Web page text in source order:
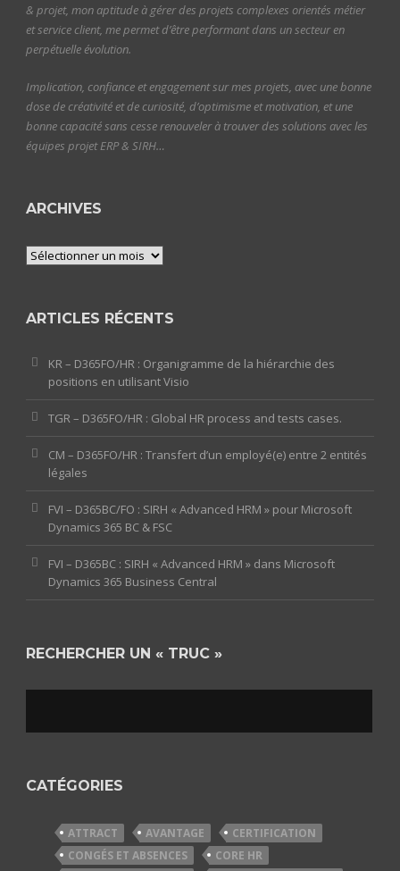
& projet, mon aptitude à gérer des projets complexes orientés métier
et service client, me permet d’être performant dans un secteur en
perpétuelle évolution.
Implication, confiance et engagement sur mes projets, avec une bonne
dose de créativité et de curiosité, d’optimisme et motivation, et une
bonne capacité sans cesse renouveler à trouver des solutions avec les
équipes projet ERP & SIRH…
ARCHIVES
Archives
ARTICLES RÉCENTS
KR – D365FO/HR : Organigramme de la hiérarchie des
positions en utilisant Visio
TGR – D365FO/HR : Global HR process and tests cases.
CM – D365FO/HR : Transfert d’un employé(e) entre 2 entités
légales
FVI – D365BC/FO : SIRH « Advanced HRM » pour Microsoft
Dynamics 365 BC & FSC
FVI – D365BC : SIRH « Advanced HRM » dans Microsoft
Dynamics 365 Business Central
RECHERCHER UN « TRUC »
CATÉGORIES
ATTRACT AVANTAGE
CERTIFICATION
CONGÉS ET ABSENCES
CORE HR